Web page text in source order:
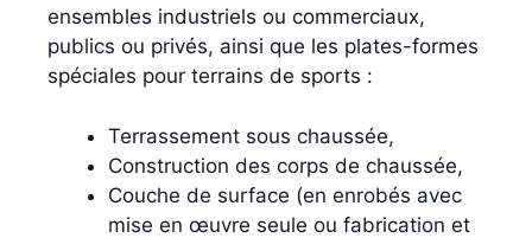
ensembles industriels ou commerciaux,
publics ou privés, ainsi que les plates-formes
spéciales pour terrains de sports :
Terrassement sous chaussée,
Construction des corps de chaussée,
Couche de surface (en enrobés avec
mise en œuvre seule ou fabrication et